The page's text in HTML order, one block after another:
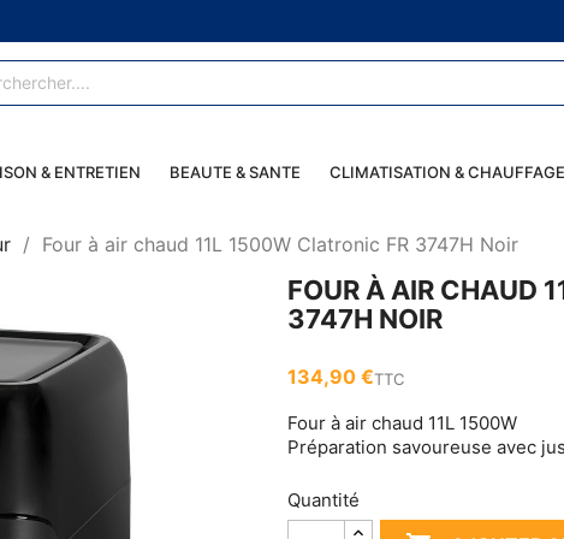
& ENTRETIEN BEAUTE & SANTE CLIMATISATION & CHAUFFAGE
Four à air chaud 11L 1500W Clatronic FR 3747H Noir
FOUR À AIR CHAUD
3747H NOIR
134,90 €TTC
Four à air chaud 11L 1500W
Préparation savoureuse avec
Quantité